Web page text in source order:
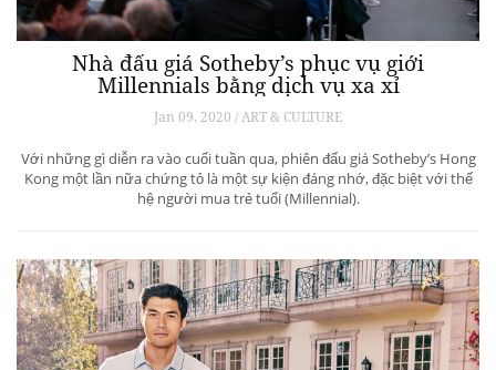
Nhà đấu giá Sotheby’s phục vụ giới
Millennials bằng dịch vụ xa xỉ
Jan 09, 2020 / ART & CULTURE
Với những gì diễn ra vào cuối tuần qua, phiên đấu giá Sotheby’s Hong
Kong một lần nữa chứng tỏ là một sự kiện đáng nhớ, đặc biệt với thế
hệ người mua trẻ tuổi (Millennial).